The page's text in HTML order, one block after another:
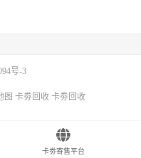
号-3
图 卡劵回收 卡劵回收
卡劵寄售平台